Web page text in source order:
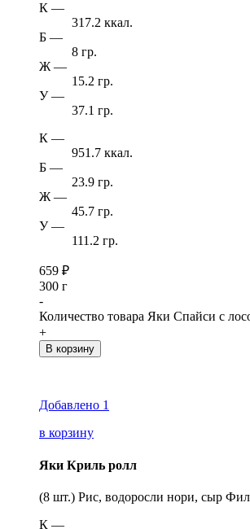
К —
317.2 ккал.
Б —
8 гр.
Ж —
15.2 гр.
У—
37.1 гр.
К —
951.7 ккал.
Б —
23.9 гр.
Ж —
45.7 гр.
У—
111.2 гр.
659 ₽
300 г
-
Количество товара Яки Спайси с
+
В корзину
Добавлено 1
в корзину
Яки Криль ролл
(8 шт.) Рис, водоросли нори, сыр
К —